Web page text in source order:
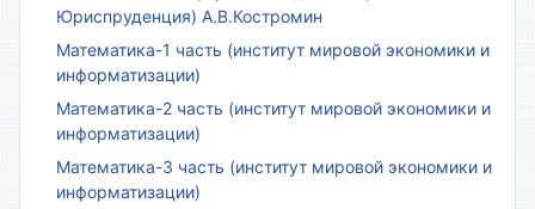
Юриспруденция) А.В.Костромин
Математика-1 часть (институт мировой экономики и
информатизации)
Математика-2 часть (институт мировой экономики и
информатизации)
Математика-3 часть (институт мировой экономики и
информатизации)